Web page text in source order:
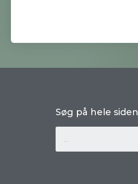
Søg på hele siden